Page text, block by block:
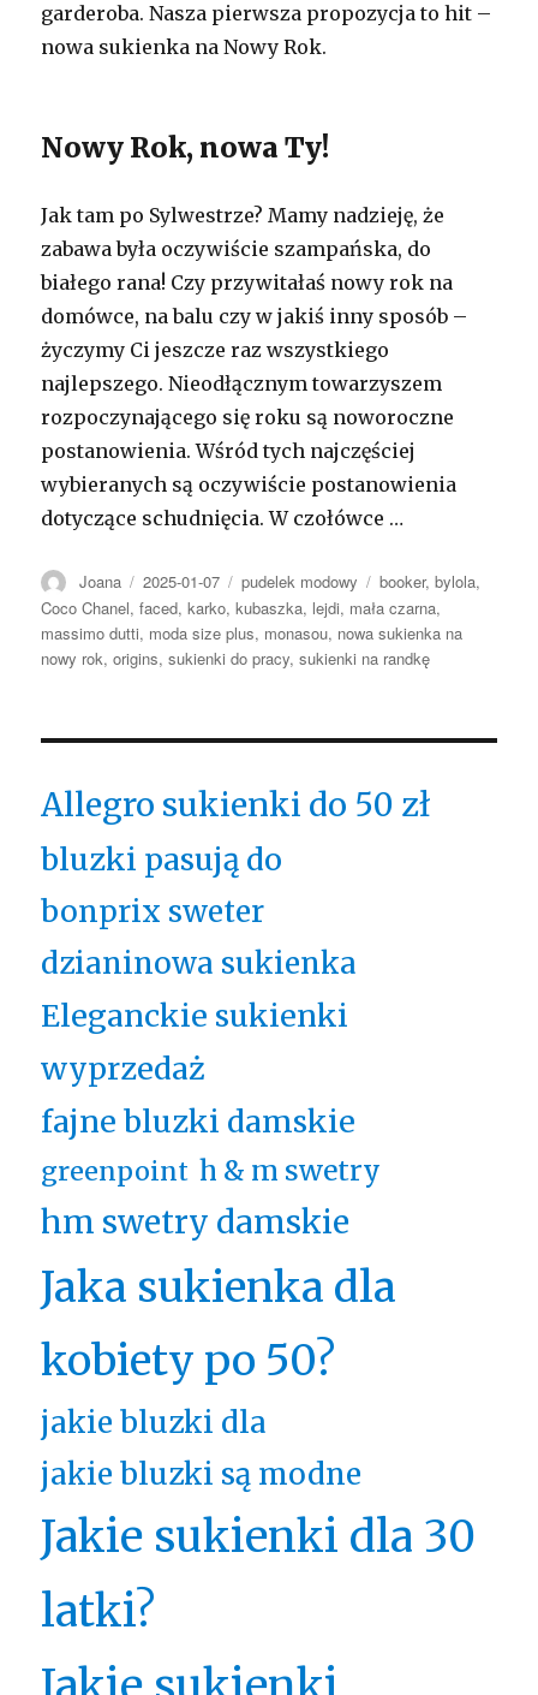
garderoba. Nasza pierwsza propozycja to hit –
nowa sukienka na Nowy Rok.
Nowy Rok, nowa Ty!
Jak tam po Sylwestrze? Mamy nadzieję, że
zabawa była oczywiście szampańska, do
białego rana! Czy przywitałaś nowy rok na
domówce, na balu czy w jakiś inny sposób –
życzymy Ci jeszcze raz wszystkiego
najlepszego. Nieodłącznym towarzyszem
rozpoczynającego się roku są noworoczne
postanowienia. Wśród tych najczęściej
wybieranych są oczywiście postanowienia
dotyczące schudnięcia. W czołówce …
Autor
Joana Opublikowano
2025-01-07 Kategorie
pudelek modowy Tagi
booker,bylola,
Coco Chanel,faced,karko,kubaszka, lejdi, mała czarna,
massimo dutti, moda size plus, monasou, nowa sukienka na
nowy rok,origins,sukienki do pracy,sukienki na randkę
Allegro sukienki do 50 zł
bluzki pasują do
bonprix sweter
dzianinowa sukienka
Eleganckie sukienki
wyprzedaż
fajne bluzki damskie
greenpoint h & m swetry
hm swetry damskie
Jaka sukienka dla
kobiety po 50?
jakie bluzki dla
jakie bluzki są modne
Jakie sukienki dla 30
latki?